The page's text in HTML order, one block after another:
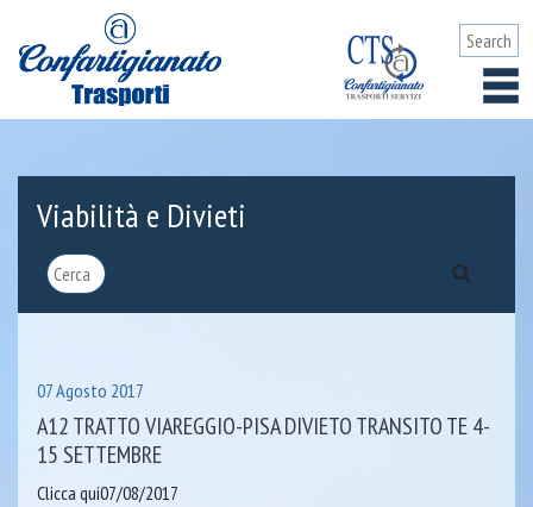
Viabilità e Divieti
07 Agosto 2017
A12 TRATTO VIAREGGIO-PISA DIVIETO TRANSITO TE 4-
15 SETTEMBRE
Clicca qui07/08/2017